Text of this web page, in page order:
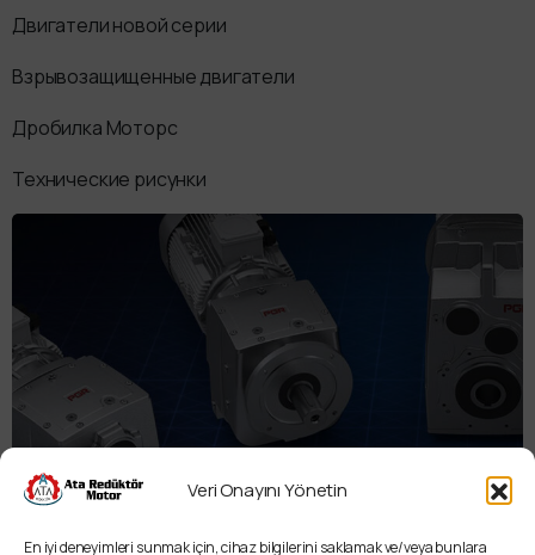
Veri Onayını Yönetin
En iyi deneyimleri sunmak için, cihaz bilgilerini saklamak ve/veya bunlara
Двигатели новой серии
Взрывозащищенные двигатели
Дробилка Моторс
Технические рисунки
Инструмент выбора коробки передач